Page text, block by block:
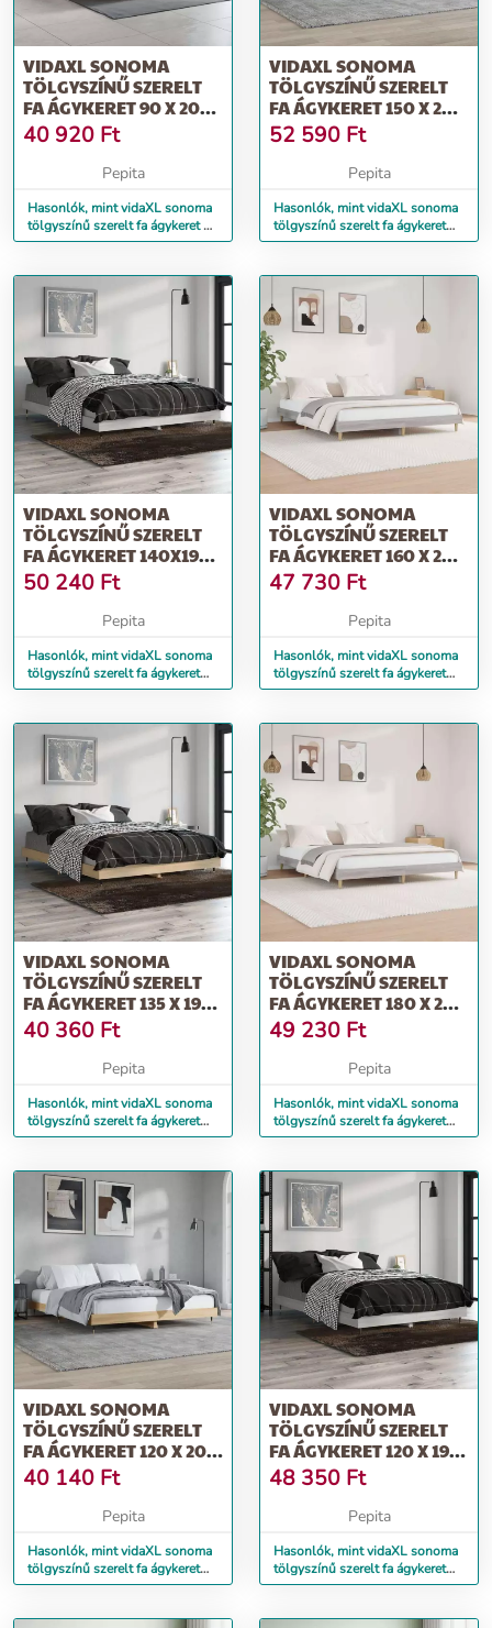
VIDAXL SONOMA
TÖLGYSZÍNŰ SZERELT
FA ÁGYKERET 90 X 200
CM
40 920 Ft
Pepita
Hasonlók, mint vidaXL sonoma
tölgyszínű szerelt fa ágykeret 90
x 200 cm
VIDAXL SONOMA
TÖLGYSZÍNŰ SZERELT
FA ÁGYKERET 150 X 200
CM
52 590 Ft
Pepita
Hasonlók, mint vidaXL sonoma
tölgyszínű szerelt fa ágykeret
150 x 200 cm
VIDAXL SONOMA
TÖLGYSZÍNŰ SZERELT
FA ÁGYKERET 140X190
CM
50 240 Ft
Pepita
Hasonlók, mint vidaXL sonoma
tölgyszínű szerelt fa ágykeret
140x190 cm
VIDAXL SONOMA
TÖLGYSZÍNŰ SZERELT
FA ÁGYKERET 160 X 200
CM
47 730 Ft
Pepita
Hasonlók, mint vidaXL sonoma
tölgyszínű szerelt fa ágykeret
160 x 200 cm
VIDAXL SONOMA
TÖLGYSZÍNŰ SZERELT
FA ÁGYKERET 135 X 190
CM
40 360 Ft
Pepita
Hasonlók, mint vidaXL sonoma
tölgyszínű szerelt fa ágykeret
135 x 190 cm
VIDAXL SONOMA
TÖLGYSZÍNŰ SZERELT
FA ÁGYKERET 180 X 200
CM
49 230 Ft
Pepita
Hasonlók, mint vidaXL sonoma
tölgyszínű szerelt fa ágykeret
180 x 200 cm
VIDAXL SONOMA
TÖLGYSZÍNŰ SZERELT
FA ÁGYKERET 120 X 200
CM
40 140 Ft
Pepita
Hasonlók, mint vidaXL sonoma
tölgyszínű szerelt fa ágykeret
120 x 200 cm
VIDAXL SONOMA
TÖLGYSZÍNŰ SZERELT
FA ÁGYKERET 120 X 190
CM
48 350 Ft
Pepita
Hasonlók, mint vidaXL sonoma
tölgyszínű szerelt fa ágykeret
120 x 190 cm